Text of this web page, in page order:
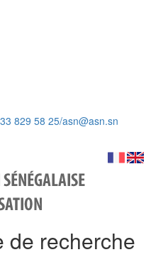
58 25/asn@asn.sn
de recherche